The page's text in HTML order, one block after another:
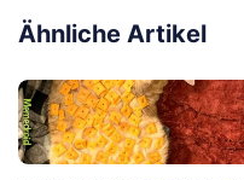
Ähnliche Artikel